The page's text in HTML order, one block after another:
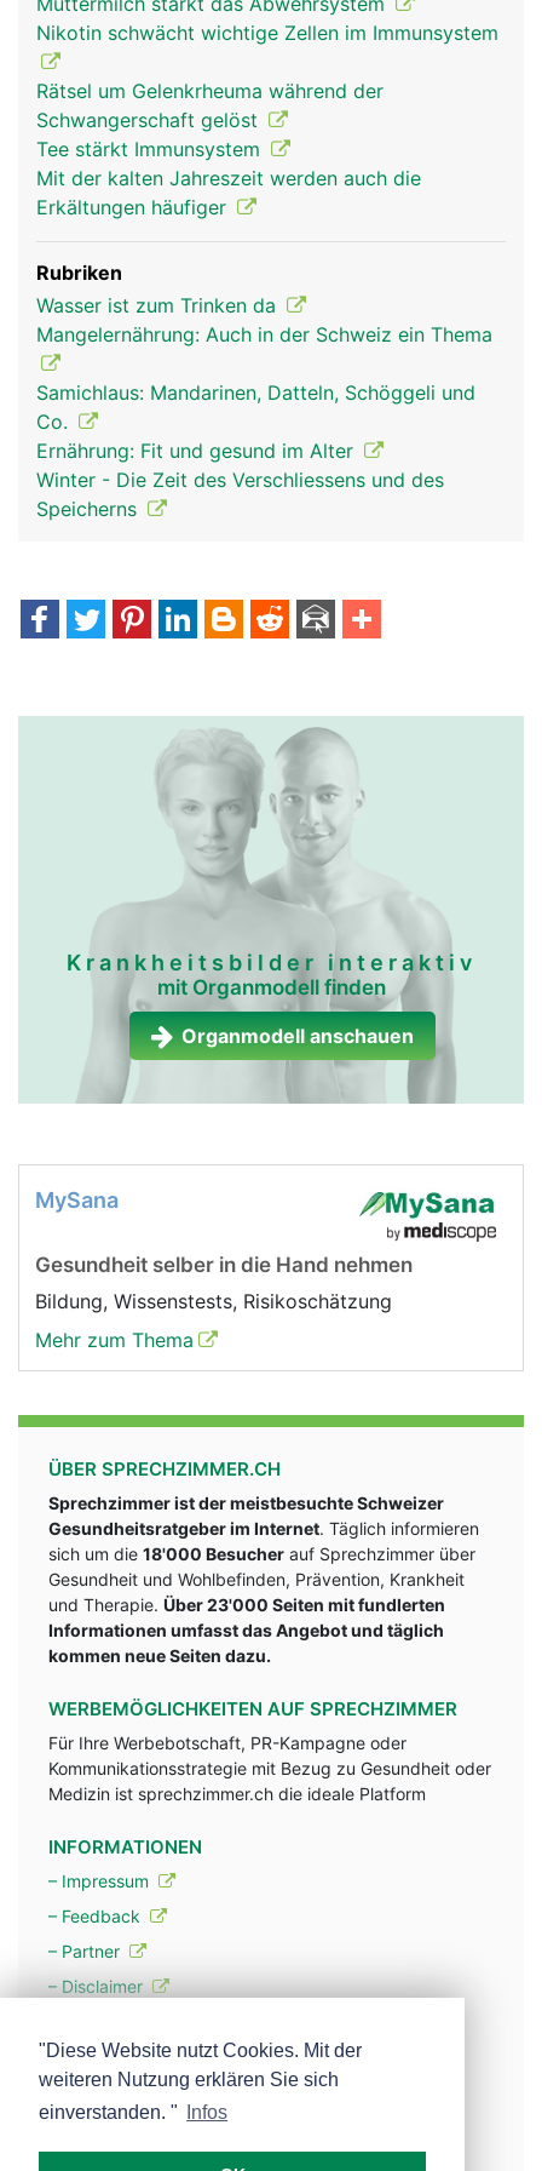
lymphatische System) ist ein Teil des
Immunsystems: Dazu gehören die Lymphgefässe
mit den Lymphknoten, die Milz, die Thymusdrüse,
die Mandeln und das Lymphgewebe des
Dünndarms. In den Lymphknoten werden die in der
Lymphe mitgeschleppten Krankheitserreger und
Giftstoffe abgefangen und unschädlich gemacht.
Mandeln sind für Entwicklung und Vermehrung der
Abwehrzellen zuständig. Als eine Art
"Abwehrpolizei" patrouillieren die Lymphozyten
(Abwehrzellen) ständig durch das Blut- und
Lymphsystem. Der Lymphfluss sorgt unter
anderem dafür, dass sich die Abwehrzellen
schnellstmöglich an ihren Einsatzort sammeln.
Dies erklärt, warum die Mandeln oder die
Lymphknoten in der Umgebung einer Infektion
immun-und-
lymphsystem mann
Nikotin schwächt wichtige Zellen im Immunsystem
Rätsel um Gelenkrheuma während der
Schwangerschaft gelöst
Tee stärkt Immunsystem
Mit der kalten Jahreszeit werden auch die
Erkältungen häufiger
Rubriken
Wasser ist zum Trinken da
Mangelernährung: Auch in der Schweiz ein Thema
Samichlaus: Mandarinen, Datteln, Schöggeli und
Co.
Ernährung: Fit und gesund im Alter
Winter - Die Zeit des Verschliessens und des
Speicherns
Krankheitsbilder interaktiv
mit Organmodell finden
Organmodell anschauen
MySana
Gesundheit selber in die Hand nehmen
Bildung, Wissenstests, Risikoschätzung
Mehr zum Thema
ÜBER SPRECHZIMMER.CH
Sprechzimmer ist der meistbesuchte Schweizer
Gesundheitsratgeber im Internet. Täglich informieren
sich um die 18'000 Besucher auf Sprechzimmer über
Gesundheit und Wohlbefinden, Prävention, Krankheit
und Therapie. Über 23'000 Seiten mit fundlerten
Informationen umfasst das Angebot und täglich
kommen neue Seiten dazu.
WERBEMÖGLICHKEITEN AUF SPRECHZIMMER
Für Ihre Werbebotschaft, PR-Kampagne oder
Kommunikationsstrategie mit Bezug zu Gesundheit oder
Medizin ist sprechzimmer.ch die ideale Platform
INFORMATIONEN
– Impressum
– Feedback
– Partner
– Disclaimer
– Werbung
– Mehr über unsere Experten
"Diese Website nutzt Cookies. Mit der
weiteren Nutzung erklären Sie sich
einverstanden. "
Infos